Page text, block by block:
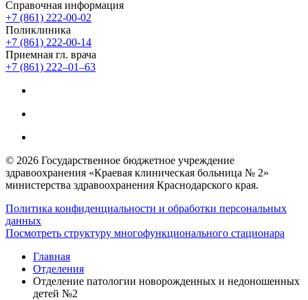
Справочная информация
+7 (861) 222-00-02
Поликлиника
+7 (861) 222-00-14
Приемная гл. врача
+7 (861) 222‒01‒63
© 2026 Государственное бюджетное учреждение
здравоохранения «Краевая клиническая больница № 2»
министерства здравоохранения Краснодарского края.
Политика конфиденциальности и обработки персональных
данных
Посмотреть структуру многофункционального стационара
Главная
Отделения
Отделение патологии новорожденных и недоношенных
детей №2